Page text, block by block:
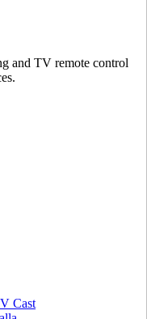
and TV remote control
Cast